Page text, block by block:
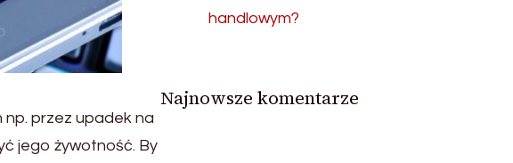
np. przez upadek na
jego żywotność. By
handlowym?
Najnowsze komentarze